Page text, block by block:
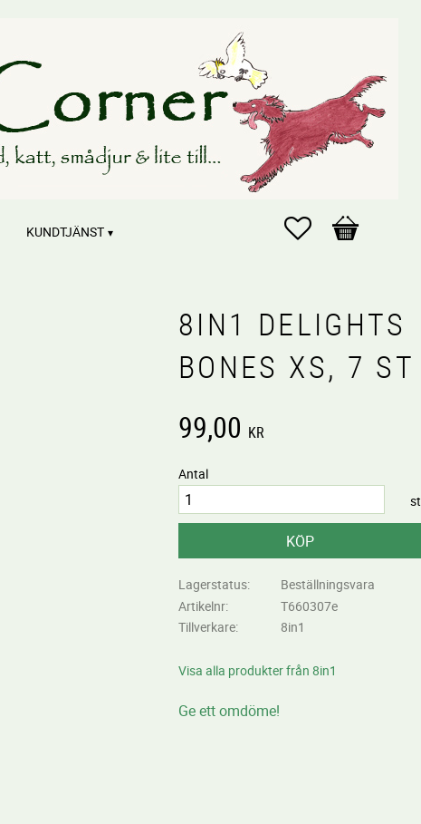
Favoriter
Kundvagn
KUNDTJÄNST
8IN1 DELIGHTS
BONES XS, 7 ST
99,00 KR
Antal
st
KÖP
Lagerstatus
Beställningsvara
Artikelnr
T660307e
Tillverkare
8in1
Visa alla produkter från 8in1
Ge ett omdöme!